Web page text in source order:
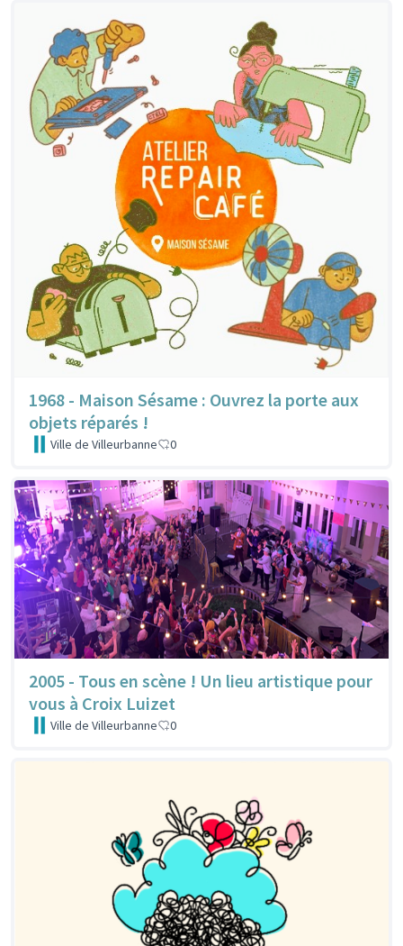
1968 - Maison Sésame : Ouvrez la porte aux
objets réparés !
Ville de Villeurbanne 0
2005 - Tous en scène ! Un lieu artistique pour
vous à Croix Luizet
Ville de Villeurbanne 0